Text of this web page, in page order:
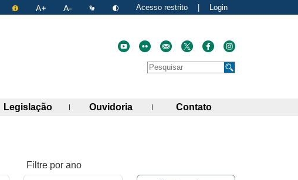
Acesso restrito Login
Faça uma pesquisa no site
Pesquisar
painel de links)
Legislação(abre painel de links)
Ouvidoria (abre painel de links)
Contato(abre painel de
Filtre por ano